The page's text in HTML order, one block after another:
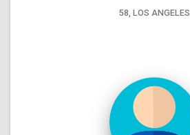
58, LOS ANGELES